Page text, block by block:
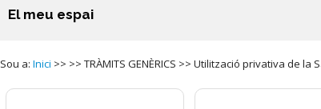
El meu espai
Sou a: Inici >> >> TRÀMITS GENÈRICS >> Utilització privativa de